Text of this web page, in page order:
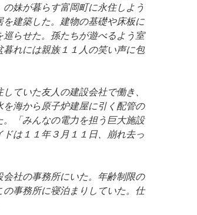
妹が暮らす富岡町に永住しよう
建築した。建物の基礎や床板に
らせた。孫たちが遊べるよう室
れには親族１１人の笑い声に包
ていた友人の建設会社で働き、
海から原子炉建屋に引く配管の
「みんなの電力を担う巨大施設
は１１年３月１１日、崩れ去っ
社の事務所にいた。年齢制限の
事務所に寝泊まりしていた。仕